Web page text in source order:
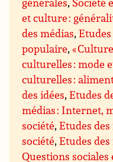
et culture :
des médias,
populaire,«
culturelles : mode
culturelles :
des idées,Etudes
médias : Internet,
société,Etudes
société,Etudes
Questions sociales